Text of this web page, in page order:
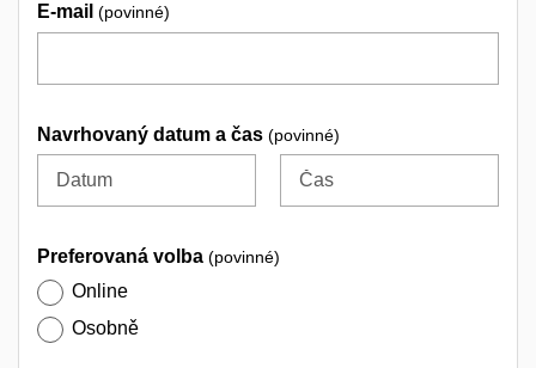
E-mail (povinné)
Navrhovaný datum a čas (povinné)
Čas
Preferovaná volba (povinné)
Online
Osobně